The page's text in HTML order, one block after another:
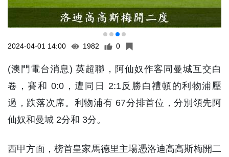
2024-04-01 14:00 1982 0
(澳門電台消息) 英超聯，阿仙奴作客同曼城互交白
卷，賽和 0:0，遭同日 2:1反勝白禮頓的利物浦壓
過，跌落次席。利物浦有 67分排首位，分別領先阿
仙奴和曼城 2分和 3分。
西甲方面，榜首皇家馬德里主場憑洛迪高高斯梅開二